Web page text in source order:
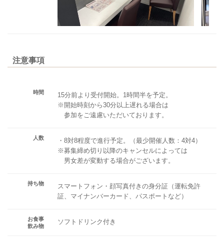
注意事項
時間
15分前より受付開始。1時間半を予定。
※開始時刻から30分以上遅れる場合は
参加をご遠慮いただいております。
人数
・8対8程度で進行予定。（最少開催人数：4対4）
※募集締め切り以降のキャンセルによっては
男女差が変動する場合がございます。
持ち物
スマートフォン・顔写真付きの身分証（運転免許
証、マイナンバーカード、パスポートなど）
お食事
飲み物
ソフトドリンク付き